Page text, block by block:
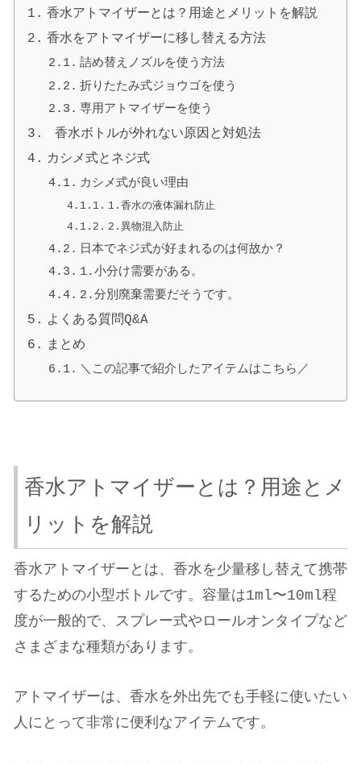
香水アトマイザーとは？用途とメリットを解説
香水をアトマイザーに移し替える方法
詰め替えノズルを使う方法
折りたたみ式ジョウゴを使う
専用アトマイザーを使う
香水ボトルが外れない原因と対処法
カシメ式とネジ式
カシメ式が良い理由
1.香水の液体漏れ防止
2.異物混入防止
日本でネジ式が好まれるのは何故か？
1.小分け需要がある。
2.分別廃棄需要だそうです。
よくある質問Q&A
まとめ
＼この記事で紹介したアイテムはこちら／
香水アトマイザーとは？用途とメ
リットを解説
香水アトマイザーとは、香水を少量移し替えて携帯
するための小型ボトルです。容量は1ml〜10ml程
度が一般的で、スプレー式やロールオンタイプなど
さまざまな種類があります。
アトマイザーは、香水を外出先でも手軽に使いたい
人にとって非常に便利なアイテムです。